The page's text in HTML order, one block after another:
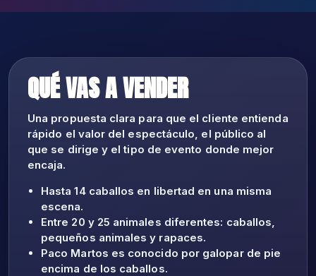
QUÉ VAS A VENDER
Una propuesta clara para que el cliente entienda
rápido el valor del espectáculo, el público al
que se dirige y el tipo de evento donde mejor
encaja.
Hasta 14 caballos en libertad en una misma
escena.
Entre 20 y 25 animales diferentes: caballos,
pequeños animales y rapaces.
Paco Martos es conocido por galopar de pie
encima de los caballos.